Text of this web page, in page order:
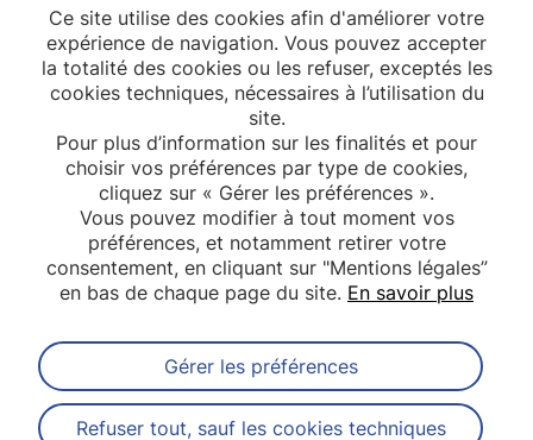
Lire la suite
EPOPé
Abonnez-vous à notre newsletter
Ce site utilise des cookies afin d'améliorer votre
expérience de navigation. Vous pouvez accepter
la totalité des cookies ou les refuser, exceptés les
cookies techniques, nécessaires à l’utilisation du
site.
Pour plus d’information sur les finalités et pour
choisir vos préférences par type de cookies,
cliquez sur « Gérer les préférences ».
Vous pouvez modifier à tout moment vos
préférences, et notamment retirer votre
consentement, en cliquant sur "Mentions légales”
en bas de chaque page du site. En savoir plus
Gérer les préférences
Refuser tout, sauf les cookies techniques